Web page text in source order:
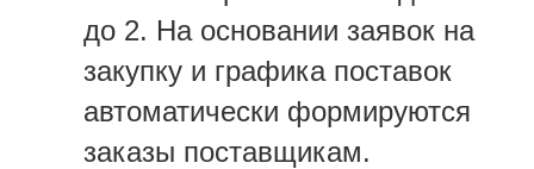
до 2. На основании заявок на
закупку и графика поставок
автоматически формируются
заказы поставщикам.